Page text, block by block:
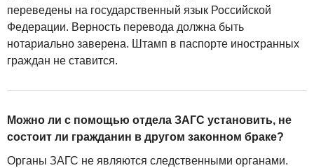
переведены на государственный язык Российской
Федерации. Верность перевода должна быть
нотариально заверена. Штамп в паспорте иностранных
граждан не ставится.
Можно ли с помощью отдела ЗАГС установить, не
состоит ли гражданин в другом законном браке?
Органы ЗАГС не являются следственными органами.